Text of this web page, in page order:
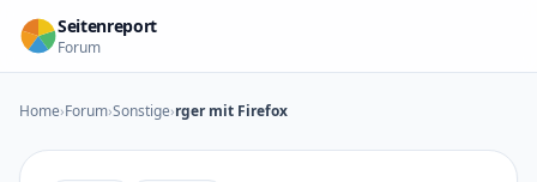
Zum Inhalt springen
Seitenreport
Forum
Home›Forum›Sonstige›rger mit Firefox